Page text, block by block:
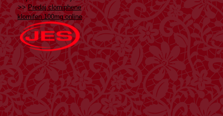
>>Predaj clomiphene
klomifen 100mg online